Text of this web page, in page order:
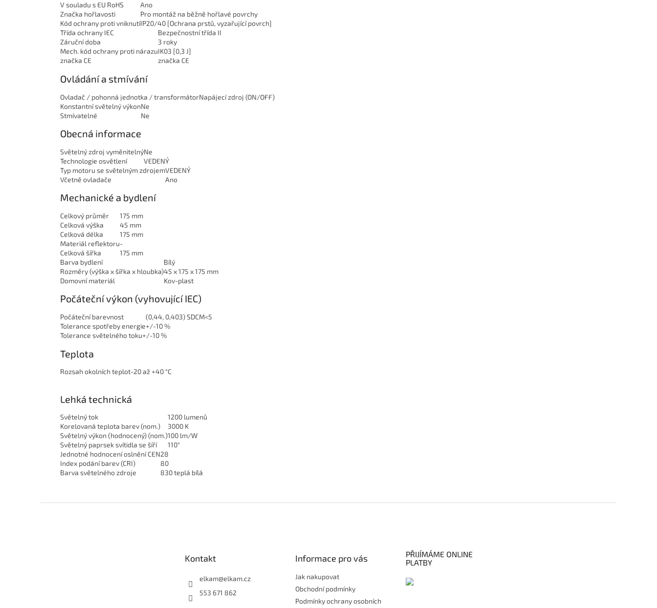
V souladu s EU RoHS
Ano
Značka hořlavosti
Pro montáž na běžně hořlavé povrchy
Kód ochrany proti vniknutíIP20/40 [Ochrana prstů, vyzařující povrch]
Třída ochrany IEC
Bezpečnostní třída II
Záruční doba
3 roky
Mech. kód ochrany proti nárazuIK03 [0,3 J]
značka CE
značka CE
Ovládání a stmívání
Ovladač / pohonná jednotka / transformátorNapájecí zdroj (ON/OFF)
Konstantní světelný výkonNe
Stmívatelné
Ne
Obecná informace
Světelný zdroj vyměnitelnýNe
Technologie osvětlení
VEDENÝ
Typ motoru se světelným zdrojemVEDENÝ
Včetně ovladače
Ano
Mechanické a bydlení
Celkový průměr
175 mm
Celková výška
45 mm
Celková délka
175 mm
Materiál reflektoru-
Celková šířka
175 mm
Barva bydlení
Bílý
Rozměry (výška x šířka x hloubka)45 x 175 x 175 mm
Domovní materiál
Kov-plast
Počáteční výkon (vyhovující IEC)
Počáteční barevnost
(0,44, 0,403) SDCM<5
Tolerance spotřeby energie+/-10 %
Tolerance světelného toku+/-10 %
Teplota
Rozsah okolních teplot-20 až +40 °C
Lehká technická
Světelný tok
1200 lumenů
Korelovaná teplota barev (nom.)
3000 K
Světelný výkon (hodnocený) (nom.)100 lm/W
Světelný paprsek svítidla se šíří
110°
Jednotné hodnocení oslnění CEN28
Index podání barev (CRI)
80
Barva světelného zdroje
830 teplá bílá
Kontakt
elkam@elkam.cz
553 671 862
Informace pro vás
Jak nakupovat
Obchodní podmínky
Podmínky ochrany osobních
PŘIJÍMÁME ONLINE
PLATBY